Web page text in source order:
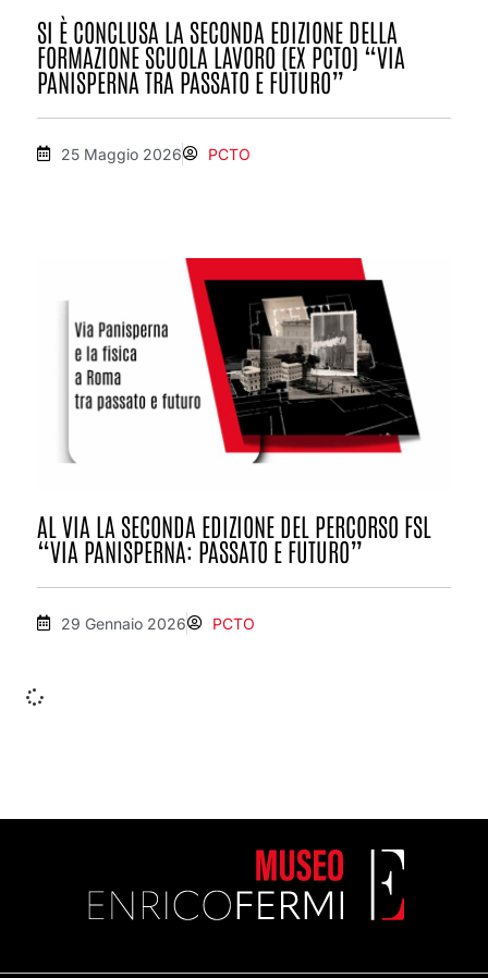
SI È CONCLUSA LA SECONDA EDIZIONE DELLA
FORMAZIONE SCUOLA LAVORO (EX PCTO) “VIA
PANISPERNA TRA PASSATO E FUTURO”
25 Maggio 2026 PCTO
AL VIA LA SECONDA EDIZIONE DEL PERCORSO FSL
“VIA PANISPERNA: PASSATO E FUTURO”
29 Gennaio 2026 PCTO